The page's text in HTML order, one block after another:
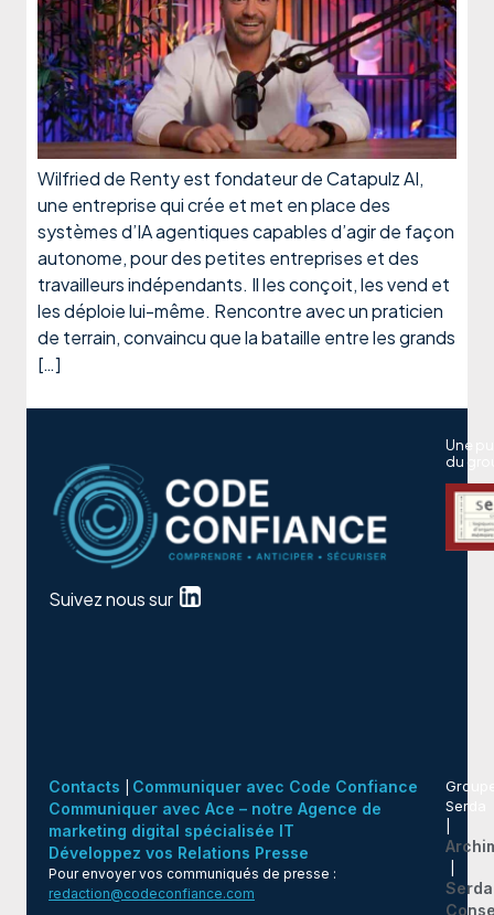
Wilfried de Renty est fondateur de Catapulz AI,
une entreprise qui crée et met en place des
systèmes d’IA agentiques capables d’agir de façon
autonome, pour des petites entreprises et des
travailleurs indépendants. Il les conçoit, les vend et
les déploie lui-même. Rencontre avec un praticien
de terrain, convaincu que la bataille entre les grands
[…]
Suivez nous sur
Une
du
Contacts
Communiquer avec Code Confiance
Communiquer avec Ace – notre Agence de
marketing digital spécialisée IT
Développez vos Relations Presse
Pour envoyer vos communiqués de presse :
redaction@codeconfiance.com
Serda
Serda